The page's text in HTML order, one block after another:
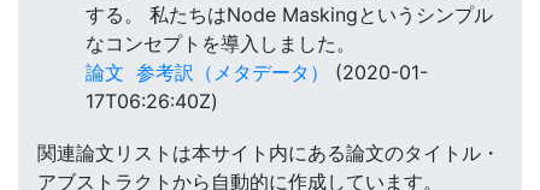
する。 私たちはNode Maskingというシンプル
なコンセプトを導入しました。
論文 参考訳（メタデータ）
(2020-01-
17T06:26:40Z)
関連論文リストは本サイト内にある論文のタイトル・
アブストラクトから自動的に作成しています。